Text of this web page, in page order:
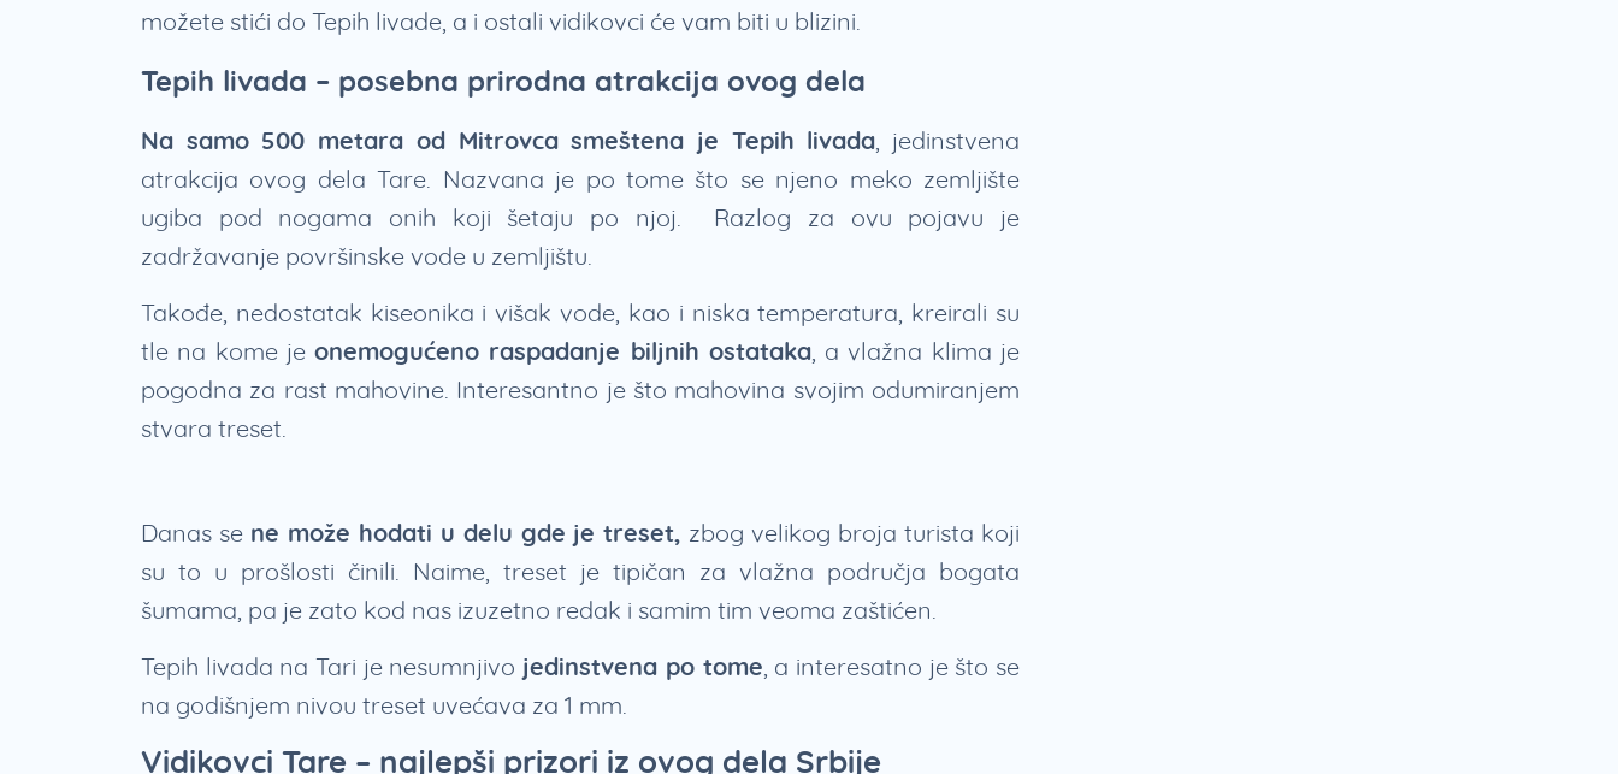
možete stići do Tepih livade, a i ostali vidikovci će vam biti u blizini.
Tepih livada – posebna prirodna atrakcija ovog dela
Na samo 500 metara od Mitrovca smeštena je Tepih livada, jedinstvena
atrakcija ovog dela Tare. Nazvana je po tome što se njeno meko zemljište
ugiba pod nogama onih koji šetaju po njoj. Razlog za ovu pojavu je
zadržavanje površinske vode u zemljištu.
Takođe, nedostatak kiseonika i višak vode, kao i niska temperatura, kreirali su
tle na kome jeonemogućeno raspadanje biljnih ostataka, a vlažna klima je
pogodna za rast mahovine. Interesantno je što mahovina svojim odumiranjem
stvara treset.
Danas se ne može hodati u delu gde je treset, zbog velikog broja turista koji
su to u prošlosti činili. Naime, treset je tipičan za vlažna područja bogata
šumama, pa je zato kod nas izuzetno redak i samim tim veoma zaštićen.
Tepih livada na Tari je nesumnjivo jedinstvena po tome, a interesatno je što se
na godišnjem nivou treset uvećava za 1 mm.
Vidikovci Tare – najlepši prizori iz ovog dela Srbije